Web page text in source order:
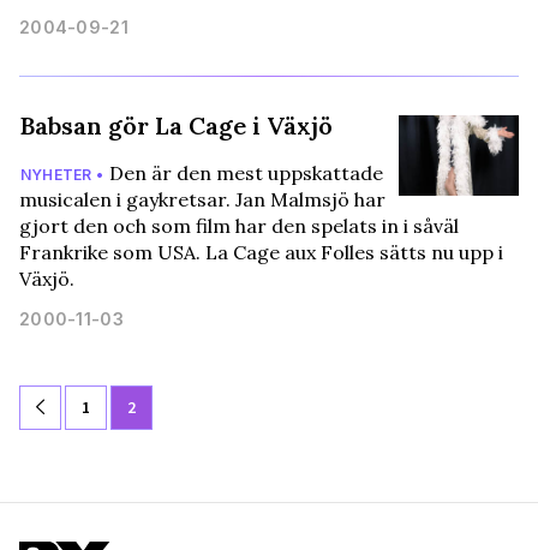
2004-09-21
Babsan gör La Cage i Växjö
NYHETER • Den är den mest uppskattade
musicalen i gaykretsar. Jan Malmsjö har
gjort den och som film har den spelats in i såväl
Frankrike som USA. La Cage aux Folles sätts nu upp i
Växjö.
2000-11-03
1 2